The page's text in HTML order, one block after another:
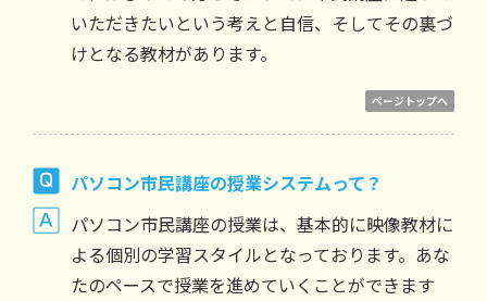
いただきたいという考えと自信、そしてその裏づ
けとなる教材があります。
ページトップへ
パソコン市民講座の授業システムって？
パソコン市民講座の授業は、基本的に映像教材に
よる個別の学習スタイルとなっております。あな
たのペースで授業を進めていくことができます